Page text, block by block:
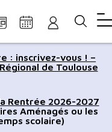
au
de
page
au
du
site
: inscrivez-vous ! –
de Toulouse
Rentrée 2026-2027
Aménagés ou les
scolaire)